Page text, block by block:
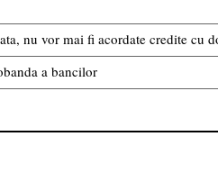
nu vor mai fi acordate credite cu
a bancilor